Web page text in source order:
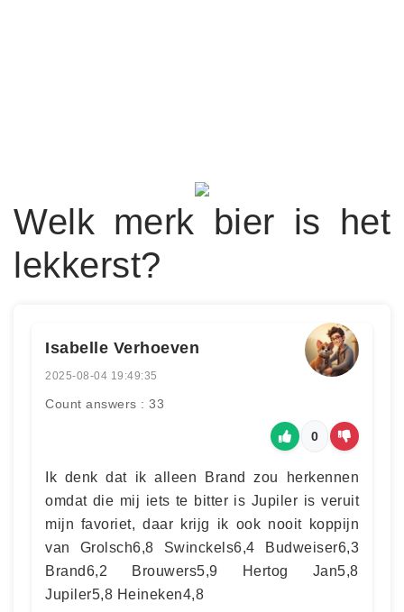
Welk merk bier is het
lekkerst?
Isabelle Verhoeven
2025-08-04 19:49:35
Count answers : 33
0
Ik denk dat ik alleen Brand zou herkennen
omdat die mij iets te bitter is Jupiler is veruit
mijn favoriet, daar krijg ik ook nooit koppijn
van Grolsch6,8 Swinckels6,4 Budweiser6,3
Brand6,2 Brouwers5,9 Hertog Jan5,8
Jupiler5,8 Heineken4,8